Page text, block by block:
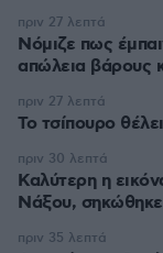
Νόμιζε πως
απώλεια βάρους
πριν 27 λεπτά
Το τσίπουρο
πριν 27 λεπτά
Καλύτερη η
Νάξου, σηκώθηκε
πριν 30 λεπτά
πριν 35 λεπτά